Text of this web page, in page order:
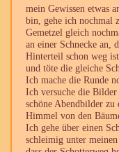
mein Gewissen etwas
bin, gehe ich nochmal
Gemetzel gleich
an einer Schnecke
Hinterteil schon weg
und töte die gleiche
Ich mache die Runde
Ich versuche die Bilder
schöne Abendbilder zu
Himmel von den
Ich gehe über einen
schleimig unter